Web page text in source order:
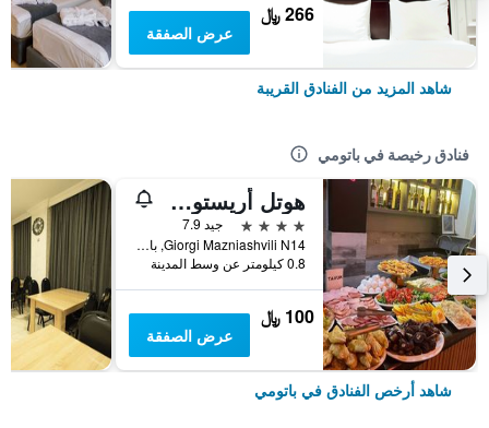
266 ﷼
عرض الصفقة
شاهد المزيد من الفنادق القريبة
فنادق رخيصة في باتومي
هوتل أريستوكرات باتومي
4 نجوم
جيد 7.9
Giorgi Mazniashvili N14, باتومي, جورجيا
0.8 كيلومتر عن وسط المدينة
100 ﷼
عرض الصفقة
شاهد أرخص الفنادق في باتومي